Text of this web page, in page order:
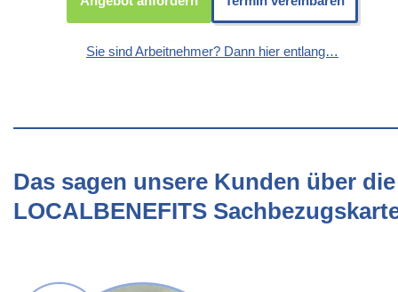
Sie sind Arbeitnehmer? Dann hier entlang…
Das sagen unsere Kunden über die
LOCALBENEFITS